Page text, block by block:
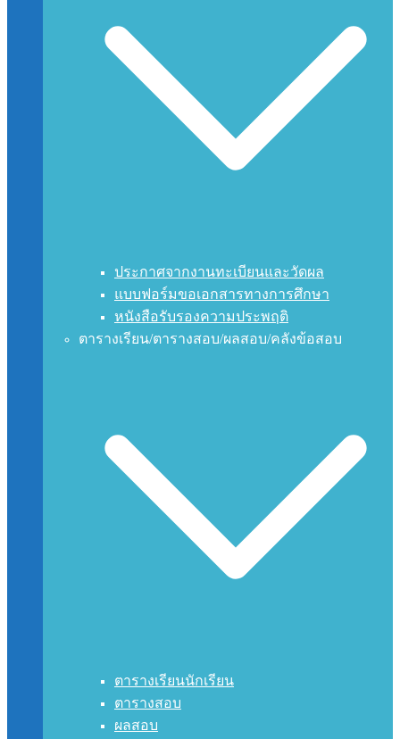
ประกาศจากงานทะเบียนและวัดผล
แบบฟอร์มขอเอกสารทางการศึกษา
หนังสือรับรองความประพฤติ
ตารางเรียน/ตารางสอบ/ผลสอบ/คลังข้อสอบ
ตารางเรียนนักเรียน
ตารางสอบ
ผลสอบ